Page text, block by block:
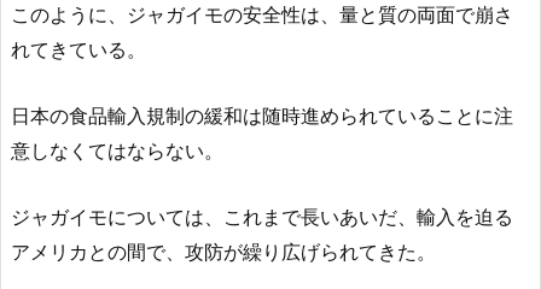
このように、ジャガイモの安全性は、量と質の両面で崩さ
れてきている。
日本の食品輸入規制の緩和は随時進められていることに注
意しなくてはならない。
ジャガイモについては、これまで長いあいだ、輸入を迫る
アメリカとの間で、攻防が繰り広げられてきた。